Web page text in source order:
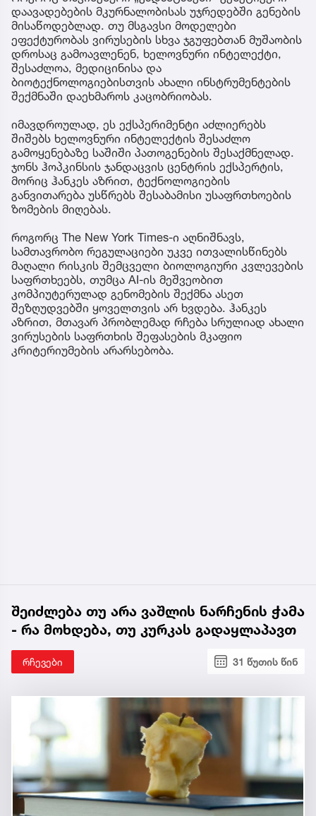
დაავადებების მკურნალობისას უჯრედებში გენების
მისაწოდებლად. თუ მსგავსი მოდელები
ეფექტურობას ვირუსების სხვა ჯგუფებთან მუშაობის
დროსაც გამოავლენენ, ხელოვნური ინტელექტი,
შესაძლოა, მედიცინისა და
ბიოტექნოლოგიებისთვის ახალი ინსტრუმენტების
შექმნაში დაეხმაროს კაცობრიობას.
იმავდროულად, ეს ექსპერიმენტი აძლიერებს
შიშებს ხელოვნური ინტელექტის შესაძლო
გამოყენებაზე საშიში პათოგენების შესაქმნელად.
ჯონს ჰოპკინსის ჯანდაცვის ცენტრის ექსპერტის,
მორიც ჰანკეს აზრით, ტექნოლოგიების
განვითარება უსწრებს შესაბამისი უსაფრთხოების
ზომების მიღებას.
როგორც The New York Times-ი აღნიშნავს,
სამთავრობო რეგულაციები უკვე ითვალისწინებს
მაღალი რისკის შემცველი ბიოლოგიური კვლევების
საფრთხეებს, თუმცა AI-ის მეშვეობით
კომპიუტერულად გენომების შექმნა ასეთ
შეზღუდვებში ყოველთვის არ ხვდება. ჰანკეს
აზრით, მთავარ პრობლემად რჩება სრულიად ახალი
ვირუსების საფრთხის შეფასების მკაფიო
კრიტერიუმების არარსებობა.
შეიძლება თუ არა ვაშლის ნარჩენის ჭამა
- რა მოხდება, თუ კურკას გადაყლაპავთ
რჩევები 31 წუთის წინ